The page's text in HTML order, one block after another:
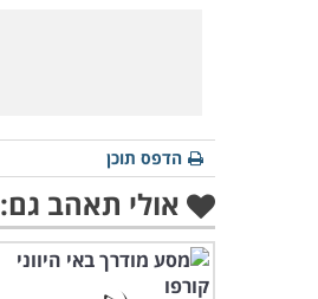
הדפס תוכן
אולי תאהב גם: